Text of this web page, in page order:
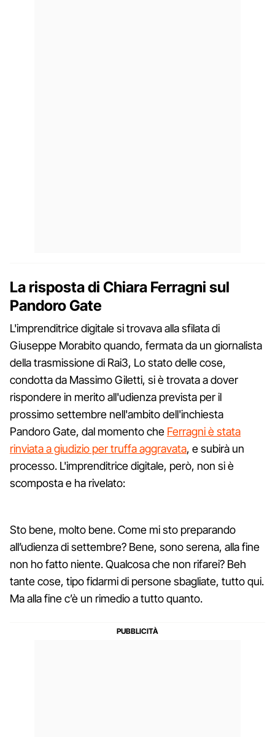
La risposta di Chiara Ferragni sul
Pandoro Gate
L'imprenditrice digitale si trovava alla sfilata di
Giuseppe Morabito quando, fermata da un giornalista
della trasmissione di Rai3, Lo stato delle cose,
condotta da Massimo Giletti, si è trovata a dover
rispondere in merito all'udienza prevista per il
prossimo settembre nell'ambito dell'inchiesta
Pandoro Gate, dal momento che Ferragni è stata
rinviata a giudizio per truffa aggravata, e subirà un
processo. L'imprenditrice digitale, però, non si è
scomposta e ha rivelato:
Sto bene, molto bene. Come mi sto preparando
all’udienza di settembre? Bene, sono serena, alla fine
non ho fatto niente. Qualcosa che non rifarei? Beh
tante cose, tipo fidarmi di persone sbagliate, tutto qui.
Ma alla fine c’è un rimedio a tutto quanto.